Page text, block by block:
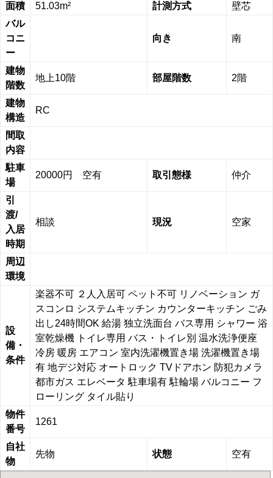
面積 51.03m² 計測方式
壁芯
バル
コニ
ー
向き 南
建物
階数
地上10階 部屋階数 2階
建物
構造
RC
間取
内容
駐車
場
20000円 空有 取引態様 仲介
引
渡/
入居
時期
相談 現況 空家
周辺
環境
設
備・
条件
楽器不可 ２人入居可 ペット不可 リノベーション ガ
スコンロ システムキッチン カウンターキッチン ごみ
出し24時間OK 給湯 独立洗面台 バス専用 シャワー 浴
室乾燥機 トイレ専用 バス・トイレ別 温水洗浄便座
冷房 暖房 エアコン 室内洗濯機置き場 洗濯機置き場
有 地デジ対応 オートロック TVドアホン 防犯カメラ
都市ガス エレベータ 駐車場有 駐輪場 バルコニー フ
ローリング タイル貼り
物件
番号
1261
自社
物
先物 状態 空有